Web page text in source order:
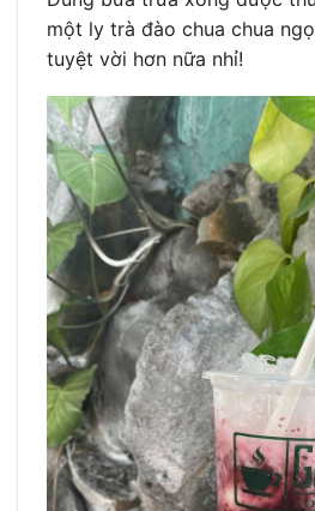
một ly trà đào chua chua
tuyệt vời hơn nữa nhỉ!